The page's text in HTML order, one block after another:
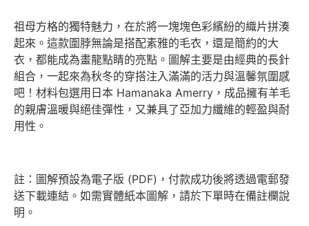
祖母方格的獨特魅力，在於將一塊塊色彩繽紛的織片拼湊
起來。這款圍脖無論是搭配素雅的毛衣，還是簡約的大
衣，都能成為畫龍點睛的亮點。圖解主要是由經典的長針
組合，一起來為秋冬的穿搭注入滿滿的活力與溫馨氛圍感
吧！材料包選用日本 Hamanaka Amerry，成品擁有羊毛
的親膚溫暖與絕佳彈性，又兼具了亞加力纖維的輕盈與耐
用性。
註：圖解預設為電子版 (PDF)，付款成功後將透過電郵發
送下載連結。如需實體紙本圖解，請於下單時在備註欄說
明。